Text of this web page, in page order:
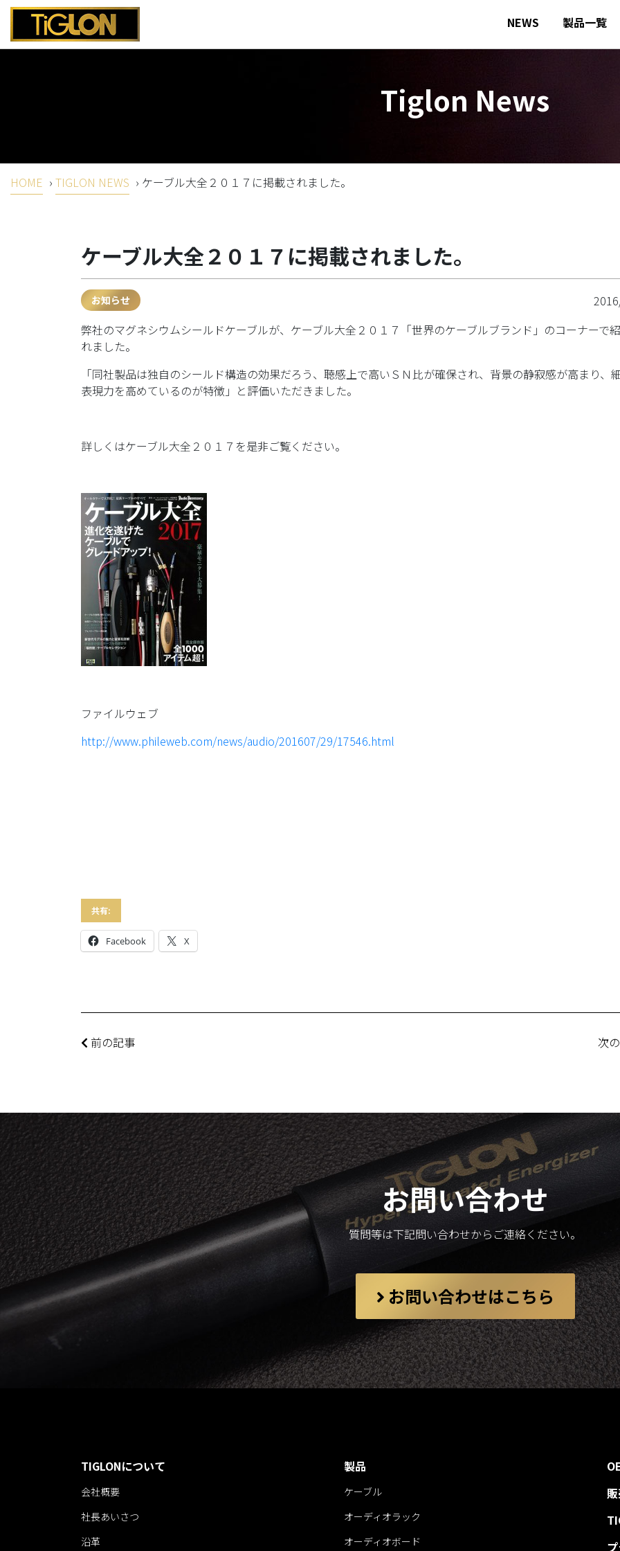
NEWS 製品一覧
Tiglon News
HOME › TIGLON NEWS › ケーブル大全２０１７に掲載されました。
ケーブル大全２０１７に掲載されました。
お知らせ
弊社のマグネシウムシールドケーブルが、ケーブル大全２０１７「世界のケーブルブランド」のコーナーで
れました。
「同社製品は独自のシールド構造の効果だろう、聴感上で高いＳＮ比が確保され、背景の静寂感が高まり、
表現力を高めているのが特徴」と評価いただきました。
詳しくはケーブル大全２０１７を是非ご覧ください。
ファイルウェブ
http://www.phileweb.com/news/audio/201607/29/17546.html
共有:
Facebook X
前の記事 次
お問い合わせ
質問等は下記問い合わせからご連絡ください。
お問い合わせはこちら
TIGLONについて
会社概要
社長あいさつ
沿革
製品
ケーブル
オーディオラック
オーディオボード